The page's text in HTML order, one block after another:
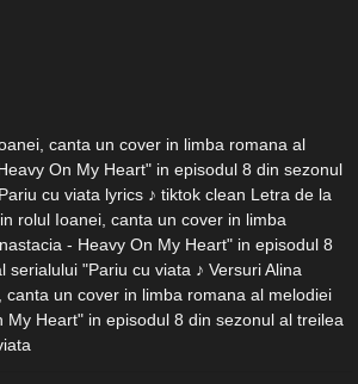
canta un cover in limba romana al
On My Heart" in episodul 8 din sezonul
cu viata lyrics ♪ tiktok clean Letra de la
rolul Ioanei, canta un cover in limba
- Heavy On My Heart" in episodul 8
serialului "Pariu cu viata ♪ Versuri Alina
canta un cover in limba romana al melodiei
My Heart" in episodul 8 din sezonul al treilea